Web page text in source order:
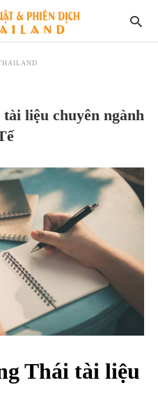
liệu chuyên ngành
Thái tài liệu